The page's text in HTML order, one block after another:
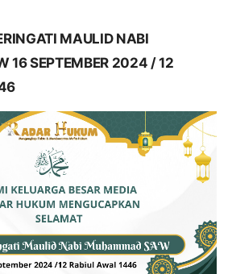
MAULID NABI
16 SEPTEMBER 2024 / 12